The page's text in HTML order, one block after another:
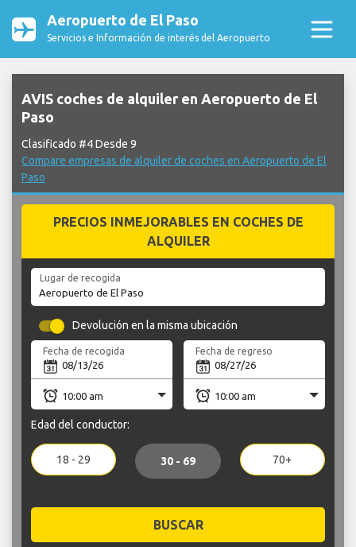
Aeropuerto de El Paso
Servicios e Información de interés del Aeropuerto
AVIS coches de alquiler en Aeropuerto de El
Paso
Clasificado #4 Desde 9
Compare empresas de alquiler de coches en Aeropuerto de El
Paso
PRECIOS INMEJORABLES EN COCHES DE
ALQUILER
Lugar de recogida
Devolución en la misma ubicación
Fecha de recogida Fecha de regreso
Edad del conductor:
18 - 29 30 - 69 70+
BUSCAR